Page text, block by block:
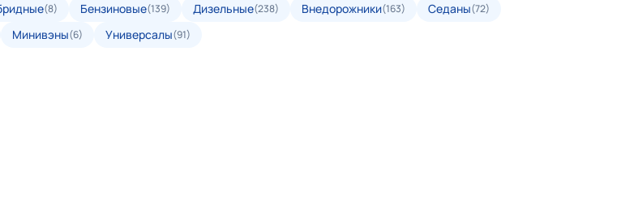
(8) Бензиновые(139) Дизельные(238) Внедорожники(163) Седаны(72)
Минивэны(6) Универсалы(91)